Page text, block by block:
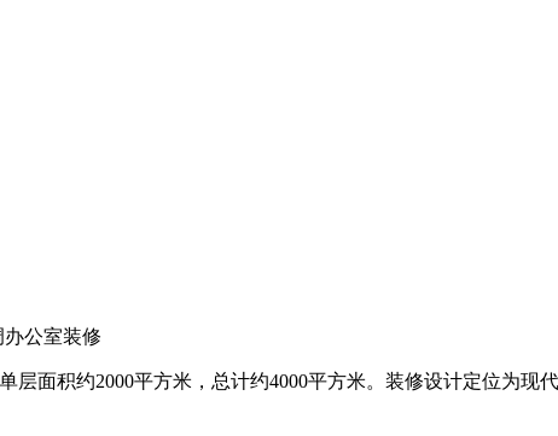
公室装修
面积约2000平方米，总计约4000平方米。装修设计定位为现